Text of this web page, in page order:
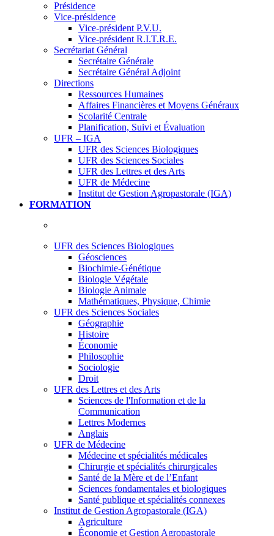
Présidence
Vice-présidence
Vice-président P.V.U.
Vice-président R.I.T.R.E.
Secrétariat Général
Secrétaire Générale
Secrétaire Général Adjoint
Directions
Ressources Humaines
Affaires Financières et Moyens Généraux
Scolarité Centrale
Planification, Suivi et Évaluation
UFR – IGA
UFR des Sciences Biologiques
UFR des Sciences Sociales
UFR des Lettres et des Arts
UFR de Médecine
Institut de Gestion Agropastorale (IGA)
FORMATION
UFR des Sciences Biologiques
Géosciences
Biochimie-Génétique
Biologie Végétale
Biologie Animale
Mathématiques, Physique, Chimie
UFR des Sciences Sociales
Géographie
Histoire
Économie
Philosophie
Sociologie
Droit
UFR des Lettres et des Arts
Sciences de l'Information et de la
Communication
Lettres Modernes
Anglais
UFR de Médecine
Médecine et spécialités médicales
Chirurgie et spécialités chirurgicales
Santé de la Mère et de l’Enfant
Sciences fondamentales et biologiques
Santé publique et spécialités connexes
Institut de Gestion Agropastorale (IGA)
Agriculture
Économie et Gestion Agropastorale